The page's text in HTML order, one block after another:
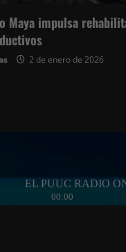
Maya impulsa
2 de enero de 2026